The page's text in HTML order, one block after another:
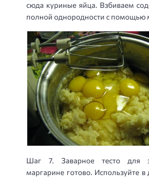
сюда куриные яйца. Взбиваем
полной однородности с помощью
Шаг 7. Заварное тесто для
маргарине готово. Используйте